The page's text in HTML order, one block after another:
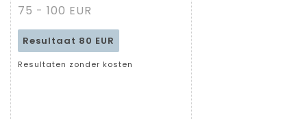
fiche
75 - 100 EUR
Resultaat 80 EUR
Resultaten zonder kosten